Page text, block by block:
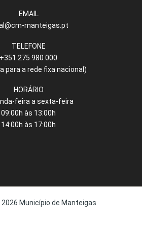
EMAIL
manteigas.pt
TELEFONE
+351 275 980 000
para a rede fixa nacional)
HORÁRIO
feira a sexta-feira
09:00h às 13:00h
14:00h às 17:00h
Município de Manteigas